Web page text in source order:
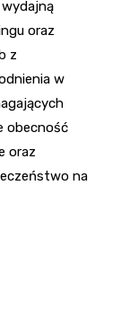
oraz
z
w
obecność
oraz
na